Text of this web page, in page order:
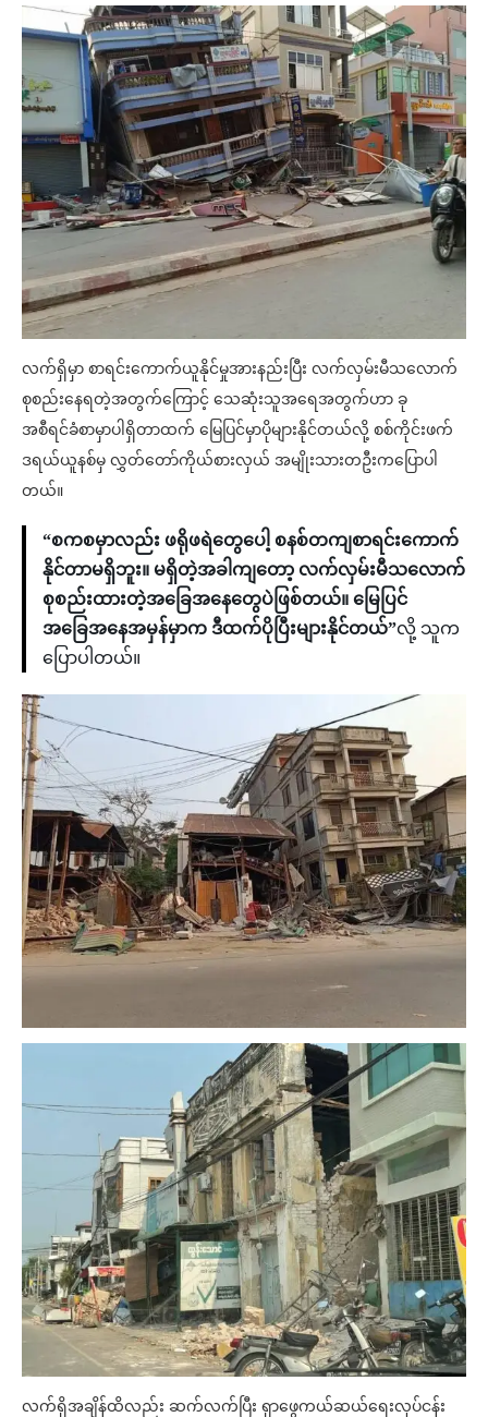
လက်ရှိမှာ စာရင်းကောက်ယူနိုင်မှုအားနည်းပြီး လက်လှမ်းမီသလောက်
စုစည်းနေရတဲ့အတွက်ကြောင့် သေဆုံးသူအရေအတွက်ဟာ ခု
အစီရင်ခံစာမှာပါရှိတာထက် မြေပြင်မှာပိုများနိုင်တယ်လို့ စစ်ကိုင်းဖက်
ဒရယ်ယူနစ်မှ လွှတ်တော်ကိုယ်စားလှယ် အမျိုးသားတဦးကပြောပါ
တယ်။
“စကစမှာလည်း ဖရိုဖရဲတွေပေါ့ စနစ်တကျစာရင်းကောက်
နိုင်တာမရှိဘူး။ မရှိတဲ့အခါကျတော့ လက်လှမ်းမီသလောက်
စုစည်းထားတဲ့အခြေအနေတွေပဲဖြစ်တယ်။ မြေပြင်
အခြေအနေအမှန်မှာက ဒီထက်ပိုပြီးများနိုင်တယ်”လို့ သူက
ပြောပါတယ်။
လက်ရှိအချိန်ထိလည်း ဆက်လက်ပြီး ရှာဖွေကယ်ဆယ်ရေးလုပ်ငန်း